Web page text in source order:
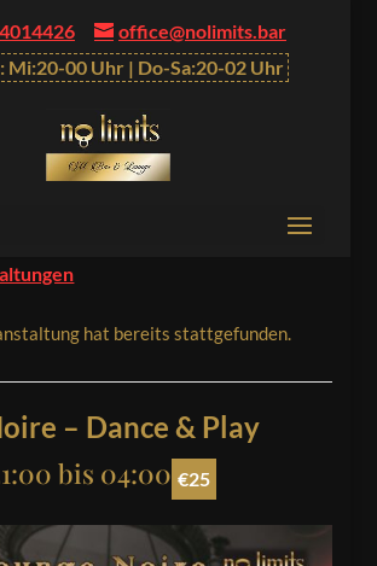
office@nolimits.bar
Mi:20-00 Uhr | Do-Sa:20-02 Uhr
hat bereits stattgefunden.
– Dance & Play
bis 04:00 €25